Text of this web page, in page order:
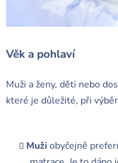
Věk a pohlaví
Muži a ženy, děti nebo
které je důležité, při
Mužiobyčejně